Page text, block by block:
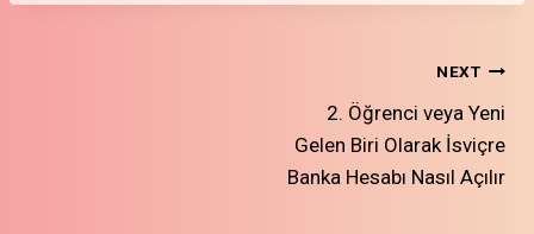
NEXT
2. Öğrenci veya Yeni
Gelen Biri Olarak İsviçre
Banka Hesabı Nasıl Açılır